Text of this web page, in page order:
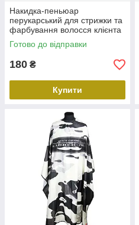
Накидка-пеньюар
перукарський для стрижки та
фарбування волосся клієнта
Tony&Guy 102х97 см
червоний
Готово до відправки
180 ₴
Купити